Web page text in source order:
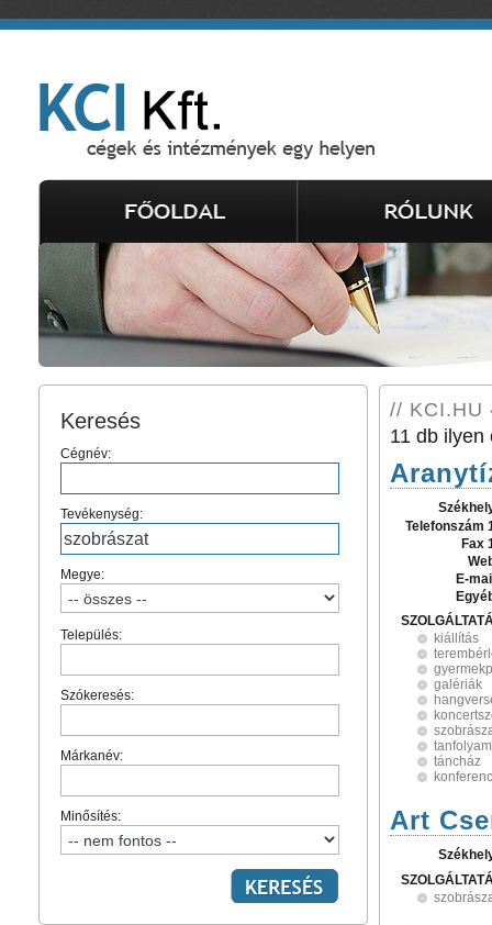
Keresés
Cégnév:
Tevékenység:
Megye:
Település:
Szókeresés:
Márkanév:
Minősítés:
// KCI.HU
11 db ilyen
Telefonszám
Fax
E-
kiállítás
galériák
táncház
Art